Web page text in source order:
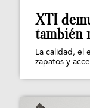
XTI
también
La calidad, el
zapatos y